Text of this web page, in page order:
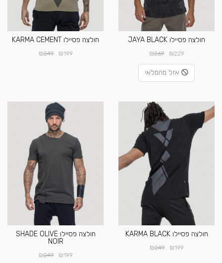
חולצה פסיילו JAYA BLACK
₪229
₪269
אזל מהמלאי
חולצה פסיילו KARMA CEMENT
₪199
₪249
חולצה פסיילו KARMA BLACK
₪199
₪249
חולצה פסיילו SHADE OLIVE
NOIR
₪199
₪249